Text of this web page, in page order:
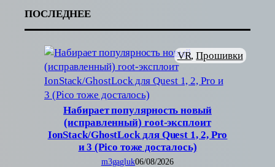
ПОСЛЕДНЕЕ
Набирает популярность новый
(исправленный) root-эксплоит
IonStack/GhostLock для Quest 1, 2, Pro
и 3 (Pico тоже досталось)
VR, Прошивки
m3gagluk06/08/2026